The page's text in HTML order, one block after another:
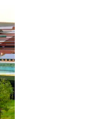
oder Wischgesten.